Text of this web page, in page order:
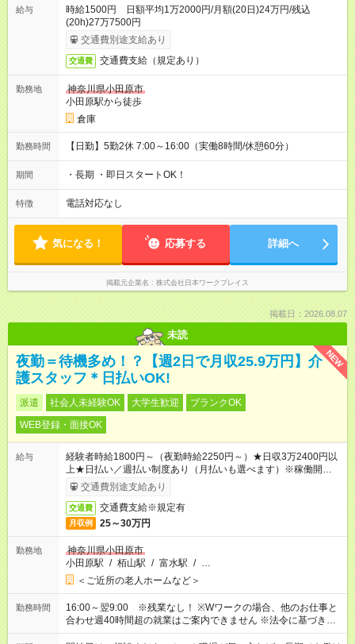
給与
時給1500円 日額平均1万2000円/月額(20日)24万円/残込
(20h)27万7500円
交通費別途支給あり
交通費 交通費支給（規定あり）
勤務地
神奈川県小田原市
小田原駅から徒歩
倉庫
勤務時間 【日勤】5勤2休 7:00～16:00（実働8時間/休憩60分）
期間 ・長期 ・即日スタートOK！
特徴 電話対応なし
気になる！ 応募する 詳細へ
掲載元企業名 株式会社日本ワークプレイス
掲載日：2026.08.07
未読
NEW
夜勤＝待機多め！？【週2日で月収25.9万円】介
護スタッフ＊日払いOK!
派遣 社会人未経験OK 大学生歓迎
ブランクOK
WEB登録・面接OK
給与
経験者時給1800円～（夜勤時給2250円～）★日収3万2400円以
上★日払い／週払い制度あり（月払いも選べます）※稼働開始時
は手続き完了次第のお支払いとなります。
交通費別途支給あり
交通費 交通費支給※規定有
月収例 25～30万円
勤務地
神奈川県小田原市
小田原駅 / 栢山駅 / 富水駅 / …
＜ご近所の老人ホームなど＞
勤務時間
16:00～翌9:00 ※残業なし！ ※Wワークの場合、他のお仕事と
合わせ週40時間超の就業はご案内できません ※法令に基づき、
週20時間以上勤務は社会保険への加入対象となります ※労働者